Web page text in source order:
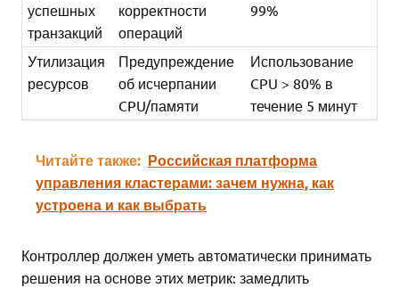
успешных
транзакций
корректности
операций
99%
Утилизация
ресурсов
Предупреждение
об исчерпании
CPU/памяти
Использование
CPU > 80% в
течение 5 минут
Читайте также: Российская платформа
управления кластерами: зачем нужна, как
устроена и как выбрать
Контроллер должен уметь автоматически принимать
решения на основе этих метрик: замедлить